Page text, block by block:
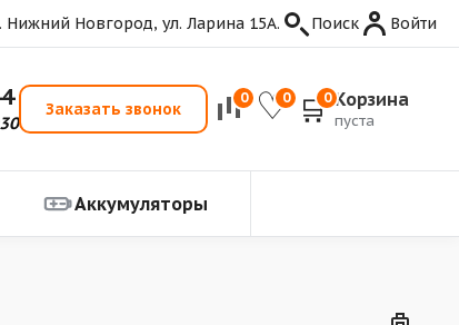
Нижний Новгород, ул. Ларина 15А. Поиск Войти
Заказать звонок
0 0 0 Корзина
пуста
Аккумуляторы